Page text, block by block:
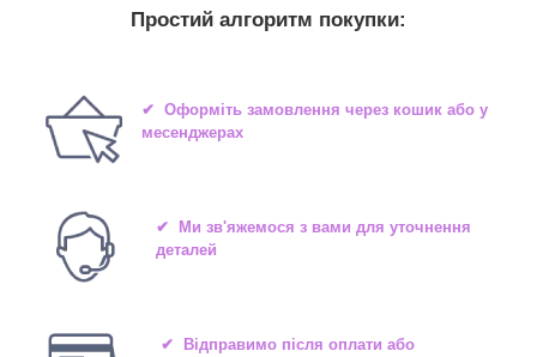
Простий алгоритм покупки:
✔ Оформіть замовлення через кошик або у
месенджерах
✔ Ми зв'яжемося з вами для уточнення
деталей
✔ Відправимо після оплати або